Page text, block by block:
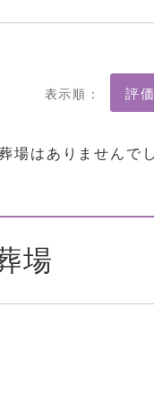
表示順：
場はありませんで
場